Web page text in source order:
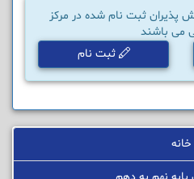
پذیران ثبت نام شده در مرکز
می باشند
ثبت نام
خانه